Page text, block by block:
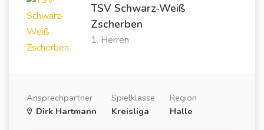
TSV Schwarz-Weiß
Zscherben
1. Herren
Ansprechpartner
Dirk Hartmann
Spielklasse
Kreisliga
Region
Halle